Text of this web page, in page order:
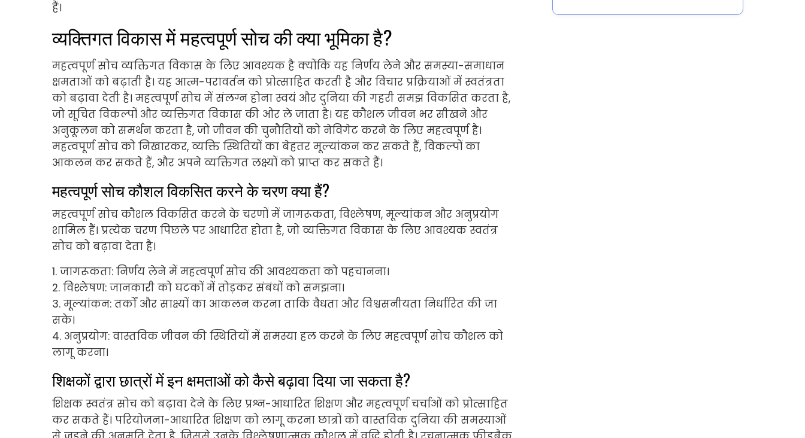
हैं।
व्यक्तिगत विकास में महत्वपूर्ण सोच की क्या भूमिका है?
महत्वपूर्ण सोच व्यक्तिगत विकास के लिए आवश्यक है क्योंकि यह निर्णय लेने और समस्या-समाधान
क्षमताओं को बढ़ाती है। यह आत्म-परावर्तन को प्रोत्साहित करती है और विचार प्रक्रियाओं में स्वतंत्रता
को बढ़ावा देती है। महत्वपूर्ण सोच में संलग्न होना स्वयं और दुनिया की गहरी समझ विकसित करता है,
जो सूचित विकल्पों और व्यक्तिगत विकास की ओर ले जाता है। यह कौशल जीवन भर सीखने और
अनुकूलन को समर्थन करता है, जो जीवन की चुनौतियों को नेविगेट करने के लिए महत्वपूर्ण है।
महत्वपूर्ण सोच को निखारकर, व्यक्ति स्थितियों का बेहतर मूल्यांकन कर सकते हैं, विकल्पों का
आकलन कर सकते हैं, और अपने व्यक्तिगत लक्ष्यों को प्राप्त कर सकते हैं।
महत्वपूर्ण सोच कौशल विकसित करने के चरण क्या हैं?
महत्वपूर्ण सोच कौशल विकसित करने के चरणों में जागरूकता, विश्लेषण, मूल्यांकन और अनुप्रयोग
शामिल हैं। प्रत्येक चरण पिछले पर आधारित होता है, जो व्यक्तिगत विकास के लिए आवश्यक स्वतंत्र
सोच को बढ़ावा देता है।
1. जागरूकता: निर्णय लेने में महत्वपूर्ण सोच की आवश्यकता को पहचानना।
2. विश्लेषण: जानकारी को घटकों में तोड़कर संबंधों को समझना।
3. मूल्यांकन: तर्कों और साक्ष्यों का आकलन करना ताकि वैधता और विश्वसनीयता निर्धारित की जा
सके।
4. अनुप्रयोग: वास्तविक जीवन की स्थितियों में समस्या हल करने के लिए महत्वपूर्ण सोच कौशल को
लागू करना।
शिक्षकों द्वारा छात्रों में इन क्षमताओं को कैसे बढ़ावा दिया जा सकता है?
शिक्षक स्वतंत्र सोच को बढ़ावा देने के लिए प्रश्न-आधारित शिक्षण और महत्वपूर्ण चर्चाओं को प्रोत्साहित
कर सकते हैं। परियोजना-आधारित शिक्षण को लागू करना छात्रों को वास्तविक दुनिया की समस्याओं